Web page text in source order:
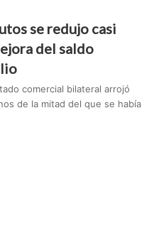
se redujo casi
del saldo
comercial bilateral arrojó
de la mitad del que se había